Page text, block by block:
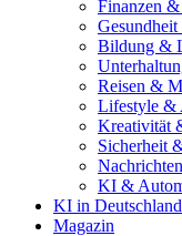
Finanzen
Bildung &
Reisen &
Lifestyle &
Kreativität
Sicherheit
KI &
KI in Deutschland
Magazin